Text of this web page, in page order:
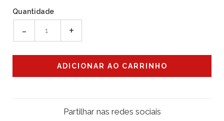
Quantidade
- +
Partilhar nas redes sociais